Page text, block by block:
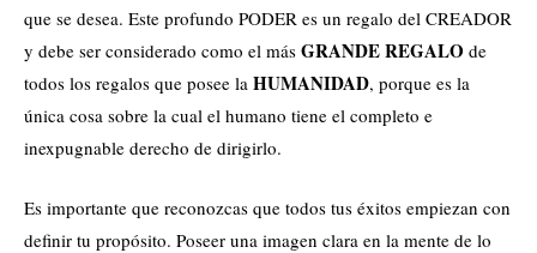
que se desea. Este profundo PODER es un regalo del CREADOR
y debe ser considerado como el más GRANDE REGALO de
todos los regalos que posee la HUMANIDAD, porque es la
única cosa sobre la cual el humano tiene el completo e
inexpugnable derecho de dirigirlo.
Es importante que reconozcas que todos tus éxitos empiezan con
definir tu propósito. Poseer una imagen clara en la mente de lo